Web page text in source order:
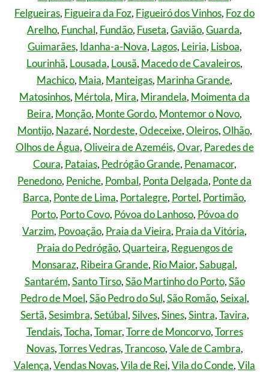
Felgueiras, Figueira da Foz, Figueiró dos Vinhos, Foz do
Arelho, Funchal, Fundão, Fuseta,Gavião,Guarda,
Guimarães, Idanha-a-Nova, Lagos, Leiria, Lisboa,
Lourinhã, Lousada, Lousã, Macedo de Cavaleiros,
Machico, Maia, Manteigas, Marinha Grande,
Matosinhos, Mértola, Mira, Mirandela, Moimenta da
Beira, Monção, Monte Gordo, Montemor o Novo,
Montijo, Nazaré, Nordeste,Odeceixe,Oleiros,Olhão,
Olhos de Água,Oliveira de Azeméis,Ovar, Paredes de
Coura, Pataias, Pedrógão Grande, Penamacor,
Penedono, Peniche, Pombal, Ponta Delgada, Ponte da
Barca, Ponte de Lima, Portalegre, Portel, Portimão,
Porto, Porto Covo, Póvoa do Lanhoso, Póvoa do
Varzim, Povoação, Praia da Vieira, Praia da Vitória,
Praia do Pedrógão,Quarteira, Reguengos de
Monsaraz, Ribeira Grande, Rio Maior,Sabugal,
Santarém,Santo Tirso,São Martinho do Porto,São
Pedro de Moel,São Pedro do Sul,São Romão,Seixal,
Sertã,Sesimbra,Setúbal,Silves,Sines,Sintra,Tavira,
Tendais,Tocha,Tomar,Torre de Moncorvo,Torres
Novas,Torres Vedras,Trancoso,Vale de Cambra,
Valença,Vendas Novas,Vila de Rei,Vila do Conde,Vila